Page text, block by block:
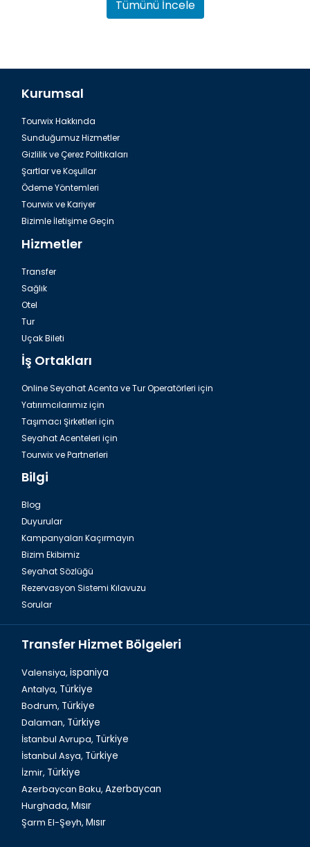
İzmir, St. Polycarp Kilisesi
İzmir, Alsancak Sevgi Yolu
Tümünü İncele
Kurumsal
Tourwix Hakkında
Sunduğumuz Hizmetler
Gizlilik ve Çerez Politikaları
Şartlar ve Koşullar
Ödeme Yöntemleri
Tourwix ve Kariyer
Bizimle İletişime Geçin
Hizmetler
Transfer
Sağlık
Otel
Tur
Uçak Bileti
İş Ortakları
Online Seyahat Acenta ve Tur Operatörleri için
Yatırımcılarımız için
Taşımacı Şirketleri için
Seyahat Acenteleri için
Tourwix ve Partnerleri
Bilgi
Blog
Duyurular
Kampanyaları Kaçırmayın
Bizim Ekibimiz
Seyahat Sözlüğü
Rezervasyon Sistemi Kılavuzu
Sorular
Transfer Hizmet Bölgeleri
Valensiya, ispaniya
Antalya, Türkiye
Bodrum, Türkiye
Dalaman, Türkiye
İstanbul Avrupa, Türkiye
İstanbul Asya, Türkiye
İzmir, Türkiye
Azerbaycan Baku, Azerbaycan
Hurghada, Mısır
Şarm El-Şeyh, Mısır